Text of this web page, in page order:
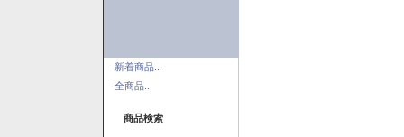
新着商品...
全商品...
商品検索